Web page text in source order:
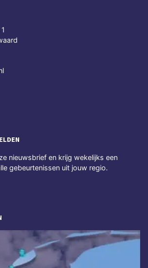
nieuwsbrief en krijg wekelijks een
gebeurtenissen uit jouw regio.